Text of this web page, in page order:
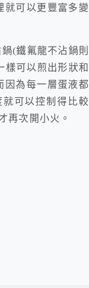
就可以更豐富多變
(鐵氟龍不沾鍋則
樣可以煎出形狀和
因為每一層蛋液都
可以控制得比較
再次開小火。